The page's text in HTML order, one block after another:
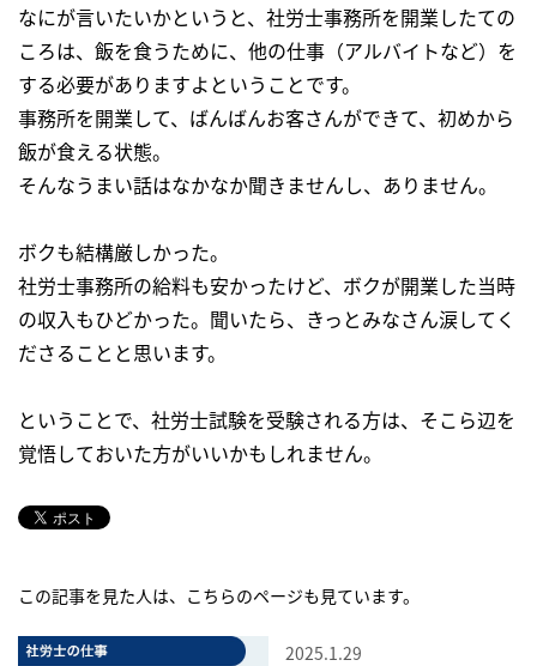
なにが言いたいかというと、社労士事務所を開業したての
ころは、飯を食うために、他の仕事（アルバイトなど）を
する必要がありますよということです。
事務所を開業して、ばんばんお客さんができて、初めから
飯が食える状態。
そんなうまい話はなかなか聞きませんし、ありません。
ボクも結構厳しかった。
社労士事務所の給料も安かったけど、ボクが開業した当時
の収入もひどかった。聞いたら、きっとみなさん涙してく
ださることと思います。
ということで、社労士試験を受験される方は、そこら辺を
覚悟しておいた方がいいかもしれません。
この記事を見た人は、こちらのページも見ています。
2025.1.29